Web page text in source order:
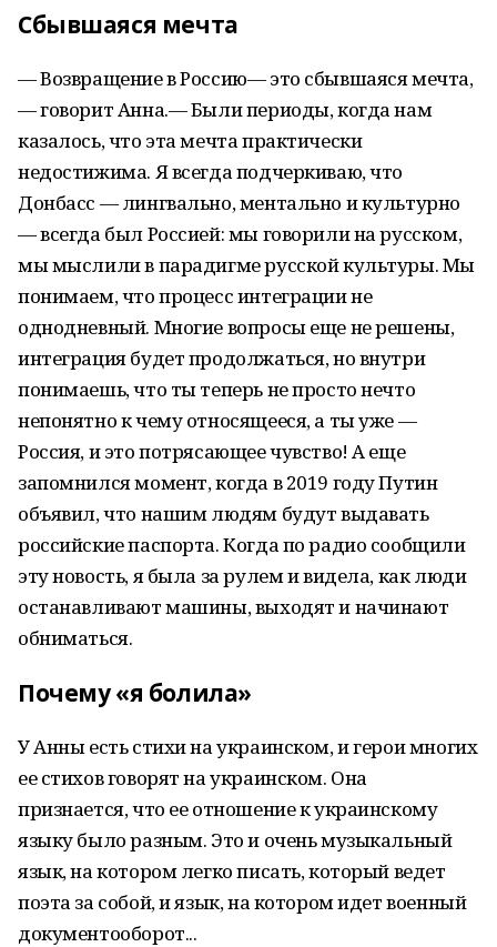
Сбывшаяся мечта
— Возвращение в Россию— это сбывшаяся мечта,
— говорит Анна.— Были периоды, когда нам
казалось, что эта мечта практически
недостижима. Я всегда подчеркиваю, что
Донбасс — лингвально, ментально и культурно
— всегда был Россией: мы говорили на русском,
мы мыслили в парадигме русской культуры. Мы
понимаем, что процесс интеграции не
однодневный. Многие вопросы еще не решены,
интеграция будет продолжаться, но внутри
понимаешь, что ты теперь не просто нечто
непонятно к чему относящееся, а ты уже —
Россия, и это потрясающее чувство! А еще
запомнился момент, когда в 2019 году Путин
объявил, что нашим людям будут выдавать
российские паспорта. Когда по радио сообщили
эту новость, я была за рулем и видела, как люди
останавливают машины, выходят и начинают
обниматься.
Почему «я болила»
У Анны есть стихи на украинском, и герои многих
ее стихов говорят на украинском. Она
признается, что ее отношение к украинскому
языку было разным. Это и очень музыкальный
язык, на котором легко писать, который ведет
поэта за собой, и язык, на котором идет военный
документооборот...